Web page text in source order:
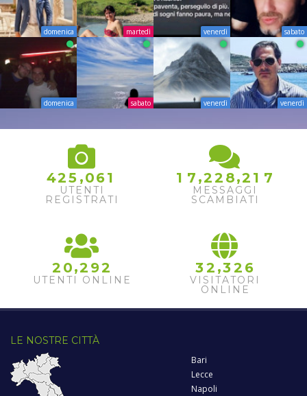
domenica martedì venerdì sabato
domenica sabato venerdì venerdì
425 ,061
UTENTI
REGISTRATI
1 7 ,22 8,2 1 7
MESSAGGI
SCAMBIATI
2 0,2 92
UTENTI ONLINE
32 ,32 6
VISITATORI
ONLINE
LE NOSTRE CITTÀ
Bari
Lecce
Napoli